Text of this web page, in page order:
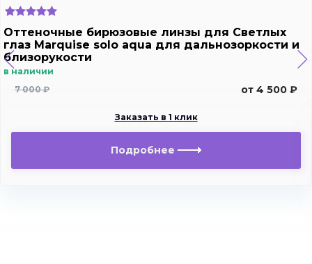
Оттеночные бирюзовые линзы для Светлых
глаз Marquise solo aqua для дальнозоркости и
близорукости
в наличии
7 000 ₽
от 4 500 ₽
Заказать в 1 клик
Подробнее